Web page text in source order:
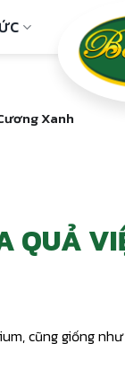
Xanh
QUẢ
cũng giống